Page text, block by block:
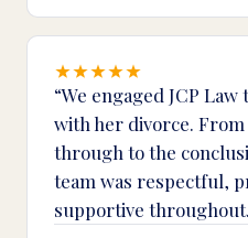
We engaged JCP
with her divorce.
through to the
team was respectful,
supportive throughout.